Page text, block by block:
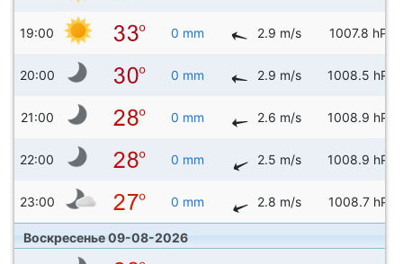
19:00 0 mm 2.9 m/s 1007.8 hPa
20:00 0 mm 2.9 m/s 1008.5 hPa
21:00 0 mm 2.6 m/s 1008.9 hPa
22:00 0 mm 2.5 m/s 1008.9 hPa
23:00 0 mm 2.8 m/s 1008.7 hPa
Воскресенье 09-08-2026